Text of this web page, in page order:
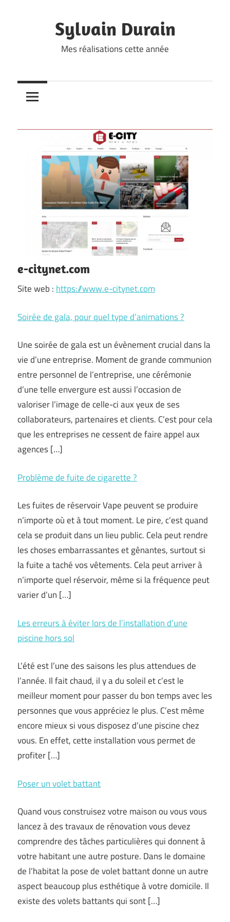
Sylvain Durain
Mes réalisations cette année
e-citynet.com
Site web : https://www.e-citynet.com
Soirée de gala, pour quel type d’animations ?
Une soirée de gala est un évènement crucial dans la
vie d’une entreprise. Moment de grande communion
entre personnel de l’entreprise, une cérémonie
d’une telle envergure est aussi l’occasion de
valoriser l’image de celle-ci aux yeux de ses
collaborateurs, partenaires et clients. C’est pour cela
que les entreprises ne cessent de faire appel aux
agences […]
Problème de fuite de cigarette ?
Les fuites de réservoir Vape peuvent se produire
n’importe où et à tout moment. Le pire, c’est quand
cela se produit dans un lieu public. Cela peut rendre
les choses embarrassantes et gênantes, surtout si
la fuite a taché vos vêtements. Cela peut arriver à
n’importe quel réservoir, même si la fréquence peut
varier d’un […]
Les erreurs à éviter lors de l’installation d’une
piscine hors sol
L’été est l’une des saisons les plus attendues de
l’année. Il fait chaud, il y a du soleil et c’est le
meilleur moment pour passer du bon temps avec les
personnes que vous appréciez le plus. C’est même
encore mieux si vous disposez d’une piscine chez
vous. En effet, cette installation vous permet de
profiter […]
Poser un volet battant
Quand vous construisez votre maison ou vous vous
lancez à des travaux de rénovation vous devez
comprendre des tâches particulières qui donnent à
votre habitant une autre posture. Dans le domaine
de l’habitat la pose de volet battant donne un autre
aspect beaucoup plus esthétique à votre domicile. Il
existe des volets battants qui sont […]